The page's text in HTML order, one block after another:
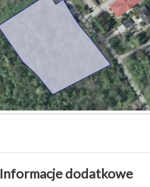
Informacje dodatkowe